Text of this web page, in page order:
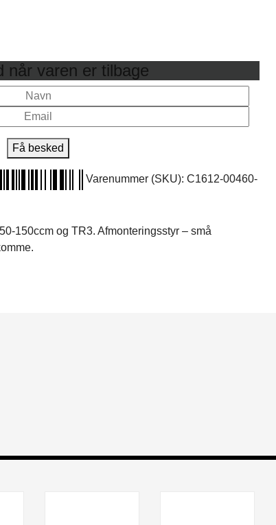
når varen er tilbage
Få besked
Varenummer (SKU): C1612-00460-
150ccm og TR3. Afmonteringsstyr – små